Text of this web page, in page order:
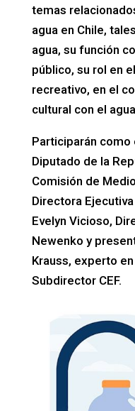
temas
agua en Chile,
agua, su función
público, su rol en
recreativo, en el
cultural con el
Participarán como
Diputado de la
Comisión de
Directora
Evelyn Vicioso,
Newenko y
Krauss, experto
Subdirector CEF.